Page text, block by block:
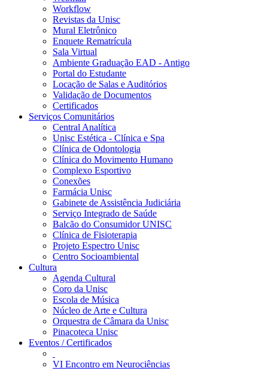
Workflow
Revistas da Unisc
Mural Eletrônico
Enquete Rematrícula
Sala Virtual
Ambiente Graduação EAD - Antigo
Portal do Estudante
Locação de Salas e Auditórios
Validação de Documentos
Certificados
Serviços Comunitários
Central Analítica
Unisc Estética - Clínica e Spa
Clínica de Odontologia
Clínica do Movimento Humano
Complexo Esportivo
Conexões
Farmácia Unisc
Gabinete de Assistência Judiciária
Serviço Integrado de Saúde
Balcão do Consumidor UNISC
Clínica de Fisioterapia
Projeto Espectro Unisc
Centro Socioambiental
Cultura
Agenda Cultural
Coro da Unisc
Escola de Música
Núcleo de Arte e Cultura
Orquestra de Câmara da Unisc
Pinacoteca Unisc
Eventos / Certificados
VI Encontro em Neurociências